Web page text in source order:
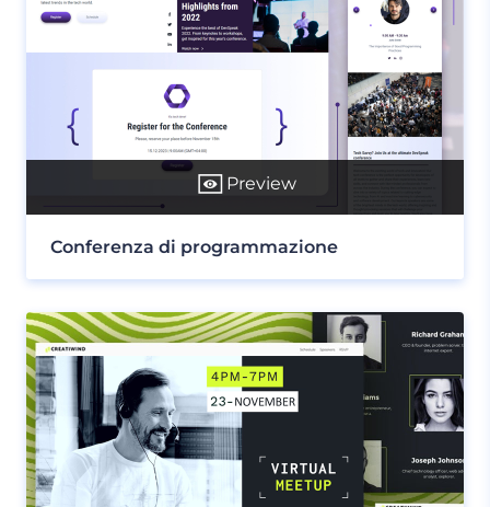
Preview
Conferenza di programmazione